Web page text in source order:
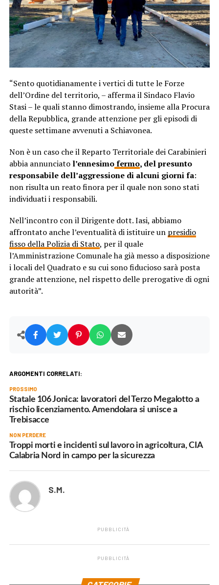
“Sento quotidianamente i vertici di tutte le Forze
dell’Ordine del territorio, – afferma il Sindaco Flavio
Stasi – le quali stanno dimostrando, insieme alla Procura
della Repubblica, grande attenzione per gli episodi di
queste settimane avvenuti a Schiavonea.
Non è un caso che il Reparto Territoriale dei Carabinieri
abbia annunciato l’ennesimofermo, del presunto
responsabile dell’aggressione di alcuni giorni fa:
non risulta un reato finora per il quale non sono stati
individuati i responsabili.
Nell’incontro con il Dirigente dott. Iasi, abbiamo
affrontato anche l’eventualità di istituire un presidio
fisso della Polizia di Stato, per il quale
l’Amministrazione Comunale ha già messo a disposizione
i locali del Quadrato e su cui sono fiducioso sarà posta
grande attenzione, nel rispetto delle prerogative di ogni
autorità”.
ARGOMENTI CORRELATI:
PROSSIMO
Statale 106 Jonica: lavoratori del Terzo Megalotto a
rischio licenziamento. Amendolara si unisce a
Trebisacce
NON PERDERE
Troppi morti e incidenti sul lavoro in agricoltura, CIA
Calabria Nord in campo per la sicurezza
S.M.
PUBBLICITÀ
PUBBLICITÀ